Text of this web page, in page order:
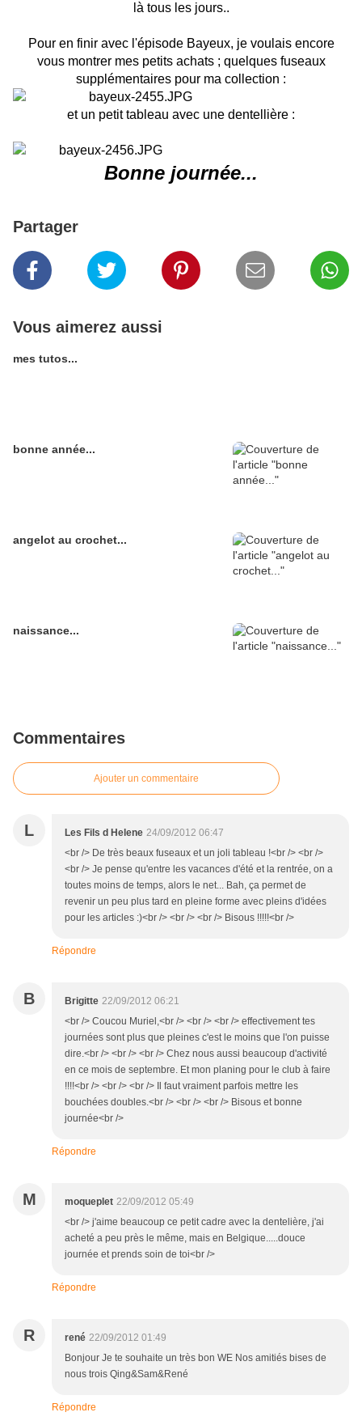
là tous les jours..
Pour en finir avec l'épisode Bayeux, je voulais encore
vous montrer mes petits achats ; quelques fuseaux
supplémentaires pour ma collection :
et un petit tableau avec une dentellière :
Bonne journée...
Partager
Vous aimerez aussi
mes tutos...
bonne année...
angelot au crochet...
naissance...
Commentaires
Ajouter un commentaire
L Les Fils d Helene 24/09/2012 06:47
<br /> De très beaux fuseaux et un joli tableau !<br /> <br />
<br /> Je pense qu'entre les vacances d'été et la rentrée, on a
toutes moins de temps, alors le net... Bah, ça permet de
revenir un peu plus tard en pleine forme avec pleins d'idées
pour les articles :)<br /> <br /> <br /> Bisous !!!!!<br />
Répondre
B Brigitte 22/09/2012 06:21
<br /> Coucou Muriel,<br /> <br /> <br /> effectivement tes
journées sont plus que pleines c'est le moins que l'on puisse
dire.<br /> <br /> <br /> Chez nous aussi beaucoup d'activité
en ce mois de septembre. Et mon planing pour le club à faire
!!!!<br /> <br /> <br /> Il faut vraiment parfois mettre les
bouchées doubles.<br /> <br /> <br /> Bisous et bonne
journée<br />
Répondre
M moqueplet 22/09/2012 05:49
<br /> j'aime beaucoup ce petit cadre avec la dentelière, j'ai
acheté a peu près le même, mais en Belgique.....douce
journée et prends soin de toi<br />
Répondre
R rené 22/09/2012 01:49
Bonjour Je te souhaite un très bon WE Nos amitiés bises de
nous trois Qing&Sam&René
Répondre